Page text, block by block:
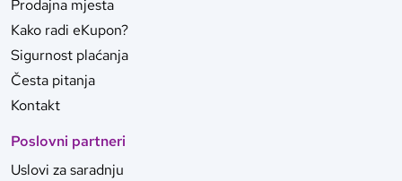
Prodajna mjesta
Kako radi eKupon?
Sigurnost plaćanja
Česta pitanja
Kontakt
Poslovni partneri
Uslovi za saradnju